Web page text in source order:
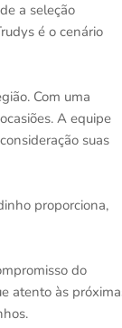
a seleção
é o cenário
Com uma
A equipe
suas
proporciona,
do
atento às